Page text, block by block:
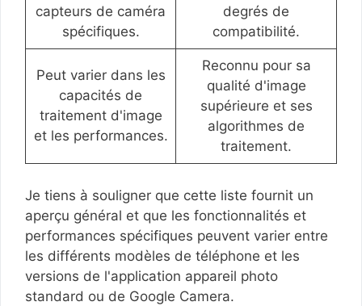
capteurs de caméra
spécifiques.
degrés de
compatibilité.
Peut varier dans les
capacités de
traitement d'image
et les performances.
Reconnu pour sa
qualité d'image
supérieure et ses
algorithmes de
traitement.
Je tiens à souligner que cette liste fournit un
aperçu général et que les fonctionnalités et
performances spécifiques peuvent varier entre
les différents modèles de téléphone et les
versions de l'application appareil photo
standard ou de Google Camera.